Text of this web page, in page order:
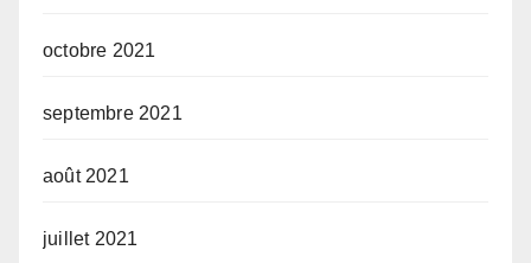
octobre 2021
septembre 2021
août 2021
juillet 2021